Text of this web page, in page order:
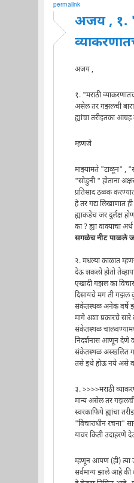
permalink
अजय , १.
अजय ,
१. "मराठी
असेल तर गझलची
ह्यांचा तरीइतका
म्हणजे
माझ्यामते "टाळून" ,
"सोडुनी " होताना
प्रतिसाद ठळक
हे तर गद्य लिखाणात
ह्याकडेच जर दुर्लक्ष
का ? ह्या वाक्याचा
सगळेच नीट पाळले
२. मधल्या काळात
देऊ शकलो होतो
एखादी गझल का
दिसायचे मग ती गझल
संकेतस्थळ अनेक वर्षे
मागे अशा प्रकारचे
संकेतस्थळ चालवण्यामधे
निदर्शनास आणून देणे
संकेतस्थळ अस्खलित
तसे इथे होऊ नये असे
३. >>>>मराठी
मान्य असेल तर
स्वरकाफिये ह्यांचा
"विचाराधीन रचना"
यावर किती उदाहरणे
म्हणून आपण (ही) त्या
सर्वमान्य झाले आहे की